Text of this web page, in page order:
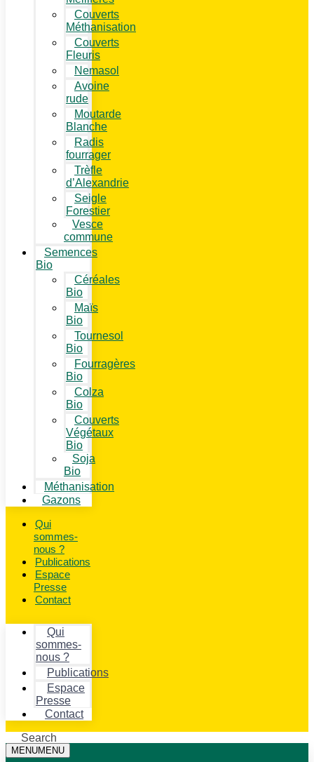
Couverts
Méthanisation
Couverts
Fleuris
Nemasol
Avoine
rude
Moutarde
Blanche
Radis
fourrager
Trèfle
d’Alexandrie
Seigle
Forestier
Vesce
commune
Semences
Bio
Céréales
Bio
Maïs
Bio
Tournesol
Bio
Fourragères
Bio
Colza
Bio
Couverts
Végétaux
Bio
Soja
Bio
Méthanisation
Gazons
Qui
sommes-
nous ?
Publications
Espace
Presse
Contact
Qui
sommes-
nous ?
Publications
Espace
Presse
Contact
Search
MENUMENU